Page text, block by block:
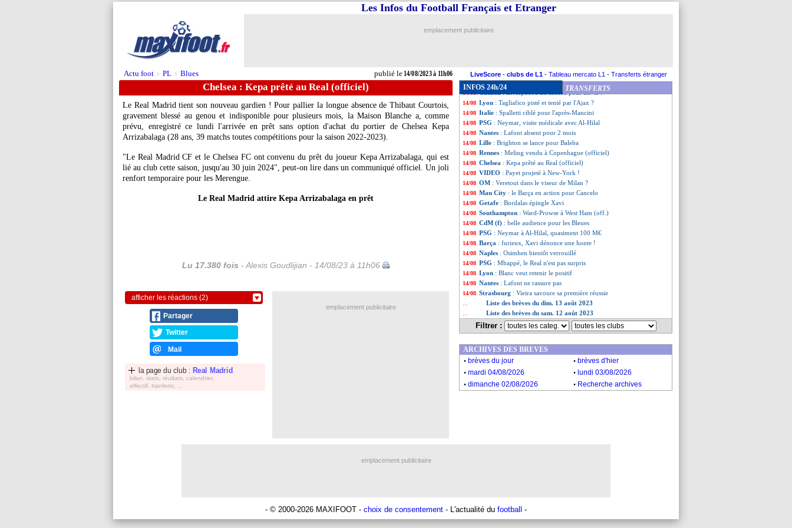
Actu foot > PL > Blues publié le14/08/2023 à 11h06
Les Infos du Football Français et Etranger
emplacement publicitaire
LiveScore - clubs de L1 - Tableau mercato L1 - Transferts étranger
Chelsea : Kepa prêté au Real (officiel)
Le Real Madrid tient son nouveau gardien ! Pour pallier la longue absence de Thibaut Courtois,
gravement blessé au genou et indisponible pour plusieurs mois, la Maison Blanche a, comme
prévu, enregistré ce lundi l'arrivée en prêt sans option d'achat du portier de Chelsea Kepa
Arrizabalaga (28 ans, 39 matchs toutes compétitions pour la saison 2022-2023).
"Le Real Madrid CF et le Chelsea FC ont convenu du prêt du joueur Kepa Arrizabalaga, qui est
lié au club cette saison, jusqu'au 30 juin 2024", peut-on lire dans un communiqué officiel. Un joli
renfort temporaire pour les Merengue.
Le Real Madrid attire Kepa Arrizabalaga en prêt
Lu 17.380 fois - Alexis Goudlijian - 14/08/23 à 11h06
afficher les réactions (2)
Partager
Twitter
Mail
la page du club : Real Madrid
bilan, stats, réultats, calendrier,
effectif, tranferts, ...
INFOS 24h/24 TRANSFERTS
14/08 PSG: Sanches se rapproche aussi de la Roma
14/08 OM: le mercato, la réponse de Veretout
14/08 Al-Hilal
14/08 Besiktas : Oxlade-Chamberlain, ça négocie
14/08 Real: Güler opéré avec succès du genou
: Liverpool a un accord pour Lavia !
14/08 Lyon : Tagliafico pisté et tenté par l'Ajax ?
14/08 Italie : Spalletti ciblé pour l'après-Mancini
14/08 PSG : Neymar, visite médicale avec Al-Hilal
14/08 Nantes : Lafont absent pour 2 mois
14/08 Lille : Brighton se lance pour Baleba
14/08 Rennes : Meling vendu à Copenhague (officiel)
14/08 Chelsea : Kepa prêté au Real (officiel)
14/08 VIDEO : Payet projeté à New-York !
14/08 OM : Veretout dans le viseur de Milan ?
14/08 Man City : le Barça en action pour Cancelo
14/08 Getafe : Bordalas épingle Xavi
14/08 Southampton : Ward-Prowse à West Ham (off.)
14/08 CdM (f) : belle audience pour les Bleues
14/08 PSG : Neymar à Al-Hilal, quasiment 100 M€
14/08 Barça : furieux, Xavi dénonce une honte !
14/08 Naples : Osimhen bientôt verrouillé
14/08 PSG : Mbappé, le Real n'est pas surpris
14/08 Lyon : Blanc veut retenir le positif
14/08 Nantes : Lafont ne rassure pas
14/08 Strasbourg : Vieira savoure sa première réussie
Liste des brèves du dim. 13 août 2023
Liste des brèves du sam. 12 août 2023
Filtrer :
emplacement publicitaire
ARCHIVES DES BREVES
. brèves du jour . brèves d'hier
. mardi 04/08/2026 . lundi 03/08/2026
. dimanche 02/08/2026 . Recherche archives
emplacement publicitaire
- © 2000-2026 MAXIFOOT - choix de consentement - L'actualité du football -